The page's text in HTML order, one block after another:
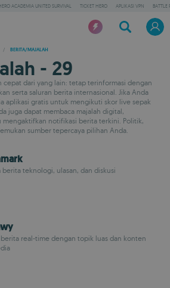
ACADEMIA UNITED SURVIVAL TICKET HERO APLIKASI VPN BATTLE
/ BERITA/MAJALAH
- 29
cepat dari yang lain: tetap terinformasi dengan
serta saluran berita internasional. Jika Anda
aplikasi gratis untuk mengikuti skor live sepak
juga dapat membaca majalah digital,
mengaktifkan notifikasi berita terkini. Politik,
sumber tepercaya pilihan Anda.
berita teknologi, ulasan, dan diskusi
real-time dengan topik luas dan konten